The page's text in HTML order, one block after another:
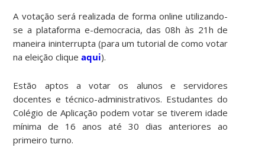
A votação será realizada de forma online utilizando-
se a plataforma e-democracia, das 08h às 21h de
maneira ininterrupta (para um tutorial de como votar
na eleição cliqueaqui).
Estão aptos a votar os alunos e servidores
docentes e técnico-administrativos. Estudantes do
Colégio de Aplicação podem votar se tiverem idade
mínima de 16 anos até 30 dias anteriores ao
primeiro turno.